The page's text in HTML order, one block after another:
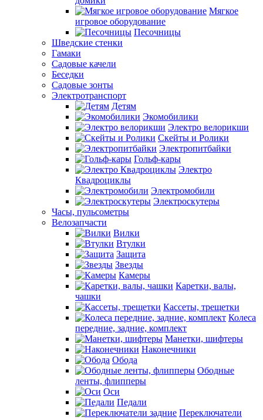
Мягкое
игровое оборудование
Песочницы
Шведские стенки
Гамаки
Садовые качели
Беседки
Садовые зонты
Электротранспорт
Детям
Экомобилики
Электро велорикши
Скейты и Ролики
Электропитбайки
Гольф-кары
Электро
Квадроциклы
Электромобили
Электроскутеры
Часы, пульсометры
Велозапчасти
Вилки
Втулки
Защита
Звезды
Камеры
Каретки, валы,
чашки
Кассеты, трещетки
Колеса
передние, задние, комплект
Манетки, шифтеры
Наконечники
Обода
Ободные
ленты, флипперы
Оси
Педали
Переключатели